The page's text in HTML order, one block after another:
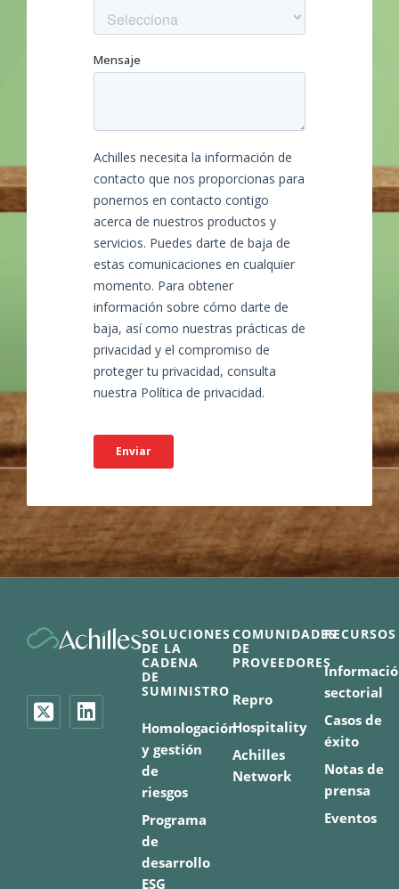
SOLUCIONES
DE LA
CADENA
DE
SUMINISTRO
Homologación
y gestión
de
riesgos
Programa
de
desarrollo
ESG
COMUNIDADES
DE
PROVEEDORES
Repro
Hospitality
Achilles
Network
RECURSOS
sectorial
Casos de
éxito
Notas de
prensa
Eventos